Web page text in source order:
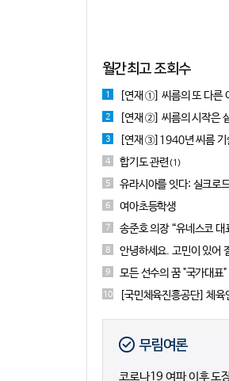
월간최고 조회수
1 [연재 ①] 씨름의 또 다른
2 [연재 ②] 씨름의 시작은 샅바였을
3 [연재 ③]1940년 씨름 기술
4 합기도 관련(1)
5 유라시아를 잇다: 실크로드의 살아있는 유산과 지
6 여아초등학생
7 송준호 의장 “유네스코 대표목록 씨름
8 안녕하세요. 고민이 있어
9 모든 선수의 꿈 "국가대표
10 [국민체육진흥공단] 체육인 창
무림여론
코로나19 여파 이후 도